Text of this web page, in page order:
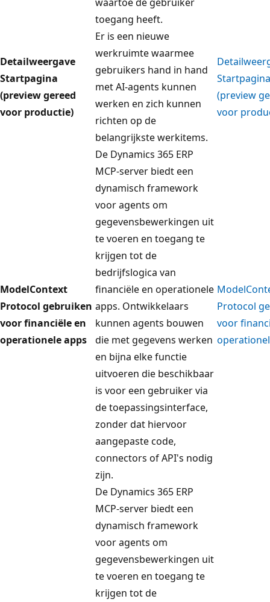
toegang heeft.
Detailweergave
Startpagina
(preview gereed
voor productie)
Er is een nieuwe
werkruimte waarmee
gebruikers hand in hand
met AI-agents kunnen
werken en zich kunnen
richten op de
belangrijkste werkitems.
Startpagina
(preview
voor
ModelContext
Protocol gebruiken
voor financiële en
operationele apps
De Dynamics 365 ERP
MCP-server biedt een
dynamisch framework
voor agents om
gegevensbewerkingen uit
te voeren en toegang te
krijgen tot de
bedrijfslogica van
financiële en operationele
apps. Ontwikkelaars
kunnen agents bouwen
die met gegevens werken
en bijna elke functie
uitvoeren die beschikbaar
is voor een gebruiker via
de toepassingsinterface,
zonder dat hiervoor
aangepaste code,
connectors of API's nodig
zijn.
Protocol
voor
De Dynamics 365 ERP
MCP-server biedt een
dynamisch framework
voor agents om
gegevensbewerkingen uit
te voeren en toegang te
krijgen tot de